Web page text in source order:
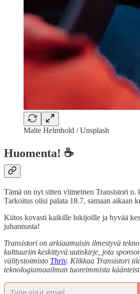
Malte Helmhold / Unsplash
Huomenta! ☕
Tämä on nyt sitten viimeinen Transistori n.
Tarkoitus olisi palata 18.7, samaan aikaan
Kiitos kovasti kaikille lukijoille ja hyvää
juhannusta!
Transistori on arkiaamuisin ilmestyvä
kulttuuriin keskittyvä uutiskirje, jota
välitystoimisto Thriv. Klikkaa Transistori
teknologiamaailman tuoreimmista